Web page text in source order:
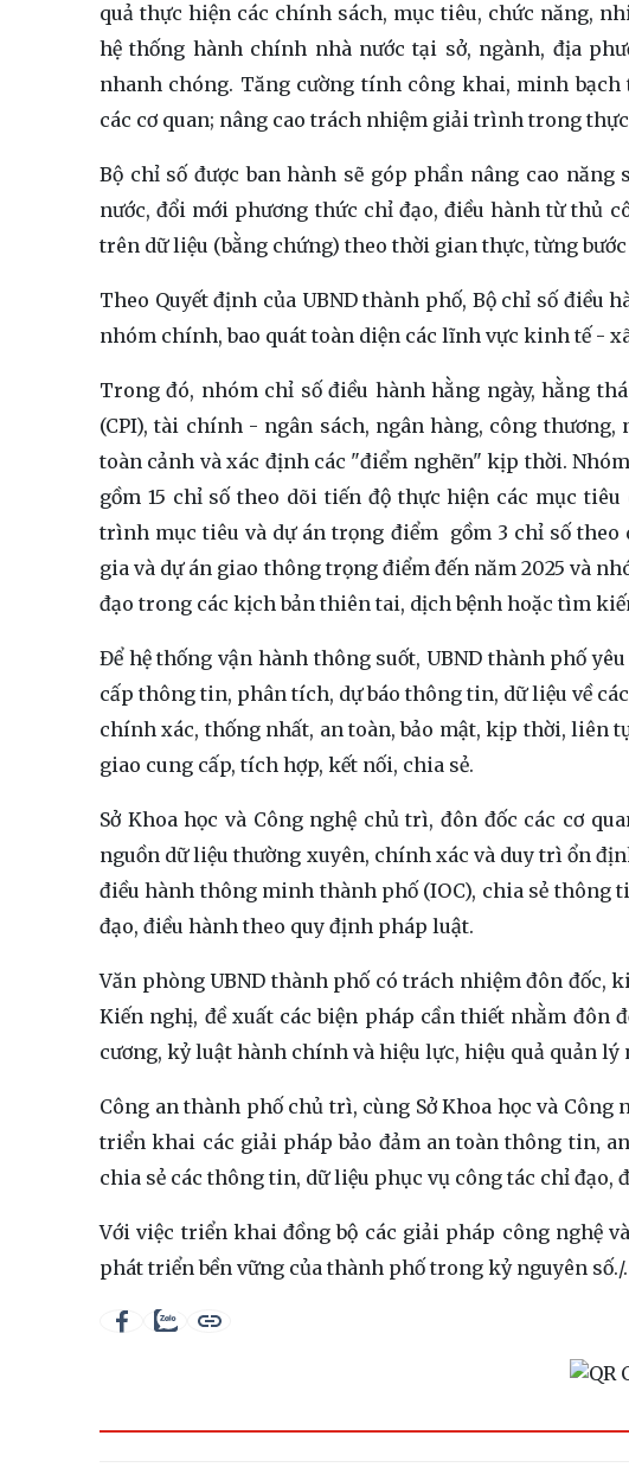
quả thực hiện các chính sách, mục tiêu, chức năng,
hệ thống hành chính nhà nước tại sở, ngành, địa
nhanh chóng. Tăng cường tính công khai, minh
các cơ quan; nâng cao trách nhiệm giải trình trong
Bộ chỉ số được ban hành sẽ góp phần nâng cao
nước, đổi mới phương thức chỉ đạo, điều hành từ thủ
trên dữ liệu (bằng chứng) theo thời gian thực, từng
Theo Quyết định của UBND thành phố, Bộ chỉ số điều
nhóm chính, bao quát toàn diện các lĩnh vực kinh tế -
Trong đó, nhóm chỉ số điều hành hằng ngày, hằng
(CPI), tài chính - ngân sách, ngân hàng, công
toàn cảnh và xác định các "điểm nghẽn" kịp thời.
gồm 15 chỉ số theo dõi tiến độ thực hiện các mục
trình mục tiêu và dự án trọng điểm gồm 3 chỉ số
gia và dự án giao thông trọng điểm đến năm 2025 và
đạo trong các kịch bản thiên tai, dịch bệnh hoặc tìm
Để hệ thống vận hành thông suốt, UBND thành phố
cấp thông tin, phân tích, dự báo thông tin, dữ liệu về
chính xác, thống nhất, an toàn, bảo mật, kịp thời, liên
giao cung cấp, tích hợp, kết nối, chia sẻ.
Sở Khoa học và Công nghệ chủ trì, đôn đốc các cơ
nguồn dữ liệu thường xuyên, chính xác và duy trì ổn
điều hành thông minh thành phố (IOC), chia sẻ thông
đạo, điều hành theo quy định pháp luật.
Văn phòng UBND thành phố có trách nhiệm đôn đốc,
Kiến nghị, đề xuất các biện pháp cần thiết nhằm đôn
cương, kỷ luật hành chính và hiệu lực, hiệu quả quản lý
Công an thành phố chủ trì, cùng Sở Khoa học và
triển khai các giải pháp bảo đảm an toàn thông tin,
chia sẻ các thông tin, dữ liệu phục vụ công tác chỉ đạo,
Với việc triển khai đồng bộ các giải pháp công nghệ
phát triển bền vững của thành phố trong kỷ nguyên số./.